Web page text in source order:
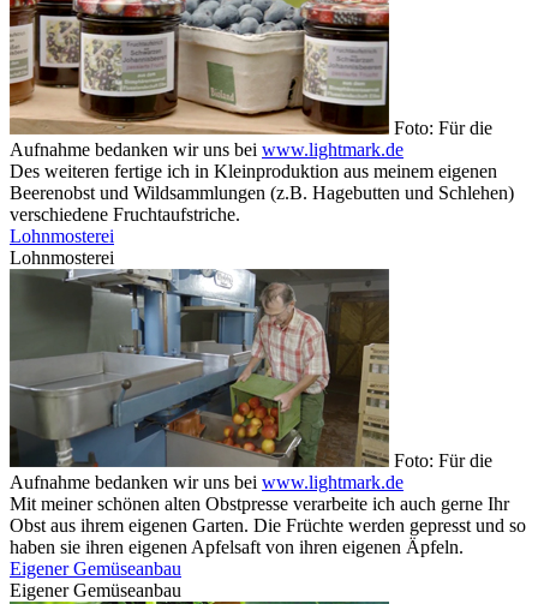
Foto: Für die
Aufnahme bedanken wir uns bei www.lightmark.de
Des weiteren fertige ich in Kleinproduktion aus meinem eigenen
Beerenobst und Wildsammlungen (z.B. Hagebutten und Schlehen)
verschiedene Fruchtaufstriche.
Lohnmosterei
Lohnmosterei
Foto: Für die
Aufnahme bedanken wir uns bei www.lightmark.de
Mit meiner schönen alten Obstpresse verarbeite ich auch gerne Ihr
Obst aus ihrem eigenen Garten. Die Früchte werden gepresst und so
haben sie ihren eigenen Apfelsaft von ihren eigenen Äpfeln.
Eigener Gemüseanbau
Eigener Gemüseanbau